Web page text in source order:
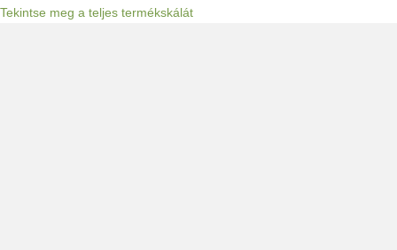
Tekintse meg a teljes termékskálát